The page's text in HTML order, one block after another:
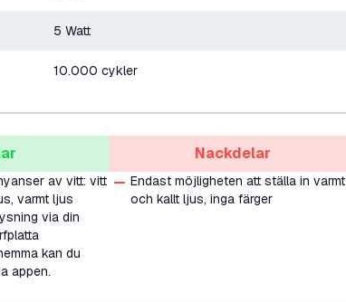
5 Watt
10.000 cykler
av vitt: vitt
varmt ljus
via din
kan du
appen.
Nackdelar
Endast möjligheten att ställa in varmt
och kallt ljus, inga färger